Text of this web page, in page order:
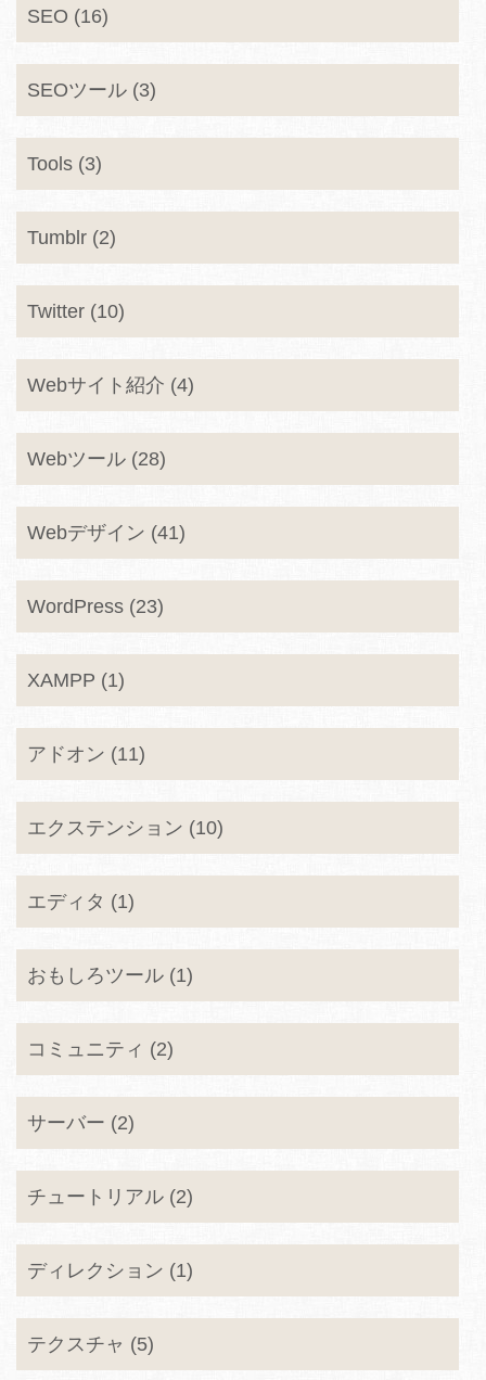
SEO (16)
SEOツール (3)
Tools (3)
Tumblr (2)
Twitter (10)
Webサイト紹介 (4)
Webツール (28)
Webデザイン (41)
WordPress (23)
XAMPP (1)
アドオン (11)
エクステンション (10)
エディタ (1)
おもしろツール (1)
コミュニティ (2)
サーバー (2)
チュートリアル (2)
ディレクション (1)
テクスチャ (5)